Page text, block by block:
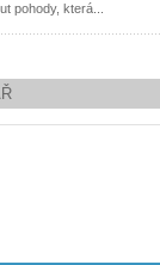
pohody, která...